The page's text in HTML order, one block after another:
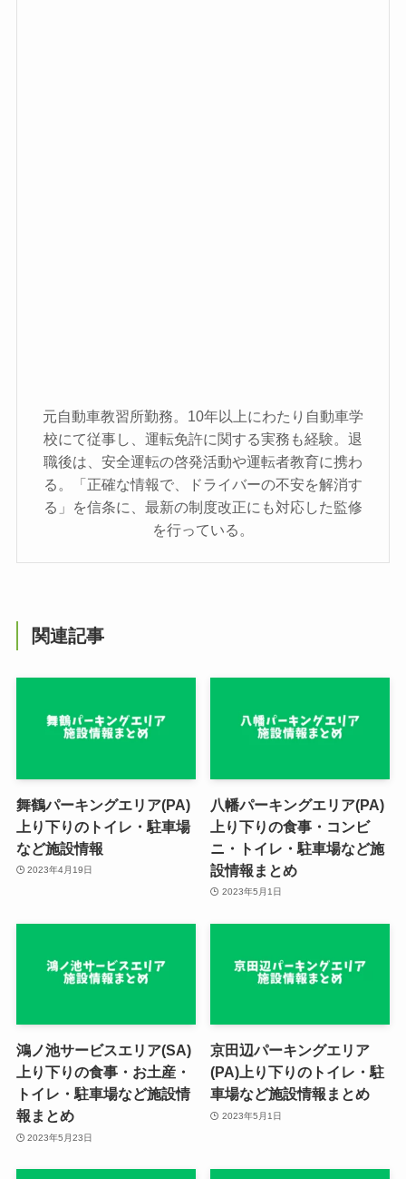
元自動車教習所勤務。10年以上にわたり自動車学
校にて従事し、運転免許に関する実務も経験。退
職後は、安全運転の啓発活動や運転者教育に携わ
る。「正確な情報で、ドライバーの不安を解消す
る」を信条に、最新の制度改正にも対応した監修
を行っている。
関連記事
舞鶴パーキングエリア(PA)
上り下りのトイレ・駐車場
など施設情報
2023年4月19日
八幡パーキングエリア(PA)
上り下りの食事・コンビ
ニ・トイレ・駐車場など施
設情報まとめ
2023年5月1日
鴻ノ池サービスエリア(SA)
上り下りの食事・お土産・
トイレ・駐車場など施設情
報まとめ
2023年5月23日
京田辺パーキングエリア
(PA)上り下りのトイレ・駐
車場など施設情報まとめ
2023年5月1日